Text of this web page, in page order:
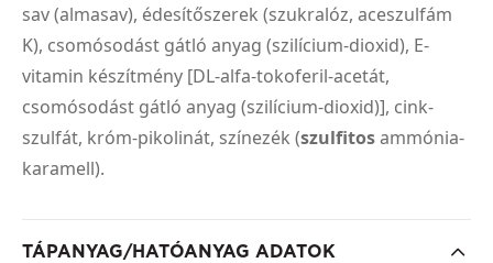
sav (almasav), édesítőszerek (szukralóz, aceszulfám
K), csomósodást gátló anyag (szilícium-dioxid), E-
vitamin készítmény [DL-alfa-tokoferil-acetát,
csomósodást gátló anyag (szilícium-dioxid)], cink-
szulfát, króm-pikolinát, színezék (szulfitosammónia-
karamell).
TÁPANYAG/HATÓANYAG ADATOK